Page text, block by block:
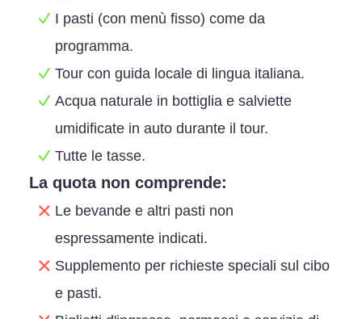
I pasti (con menù fisso) come da
programma.
Tour con guida locale di lingua italiana.
Acqua naturale in bottiglia e salviette
umidificate in auto durante il tour.
Tutte le tasse.
La quota non comprende:
Le bevande e altri pasti non
espressamente indicati.
Supplemento per richieste speciali sul cibo
e pasti.